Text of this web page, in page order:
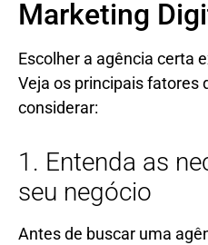
Marketing
Escolher a agência certa
Veja os principais fatores
considerar:
1. Entenda as
seu negócio
Antes de buscar uma